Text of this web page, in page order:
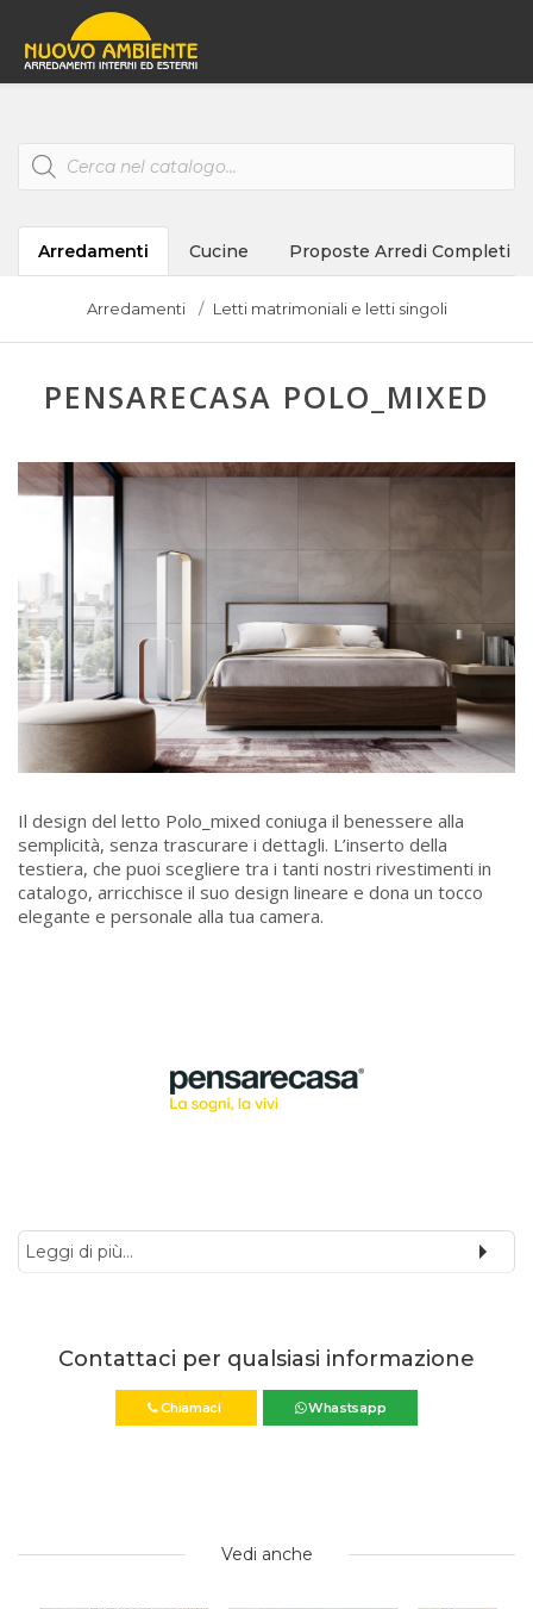
Products
search
Arredamenti Cucine Proposte Arredi Completi
Arredamenti Letti matrimoniali e letti singoli
PENSARECASA POLO_MIXED
Il design del letto Polo_mixed coniuga il benessere alla
semplicità, senza trascurare i dettagli. L’inserto della
testiera, che puoi scegliere tra i tanti nostri rivestimenti in
catalogo, arricchisce il suo design lineare e dona un tocco
elegante e personale alla tua camera.
Leggi di più...
Contattaci per qualsiasi informazione
Chiamaci Whastsapp
Vedi anche